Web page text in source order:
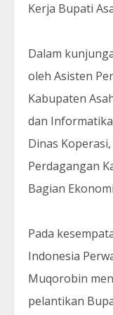
Kerja Bupati
Dalam
oleh Asisten
Kabupaten
dan
Dinas
Perdagangan
Bagian
Pada
Indonesia
Muqorobin
pelantikan